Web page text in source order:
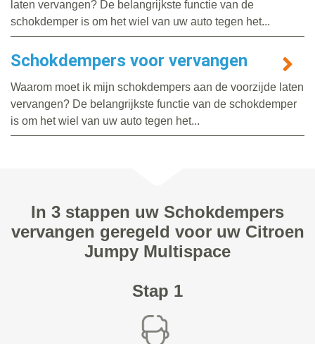
laten vervangen? De belangrijkste functie van de
schokdemper is om het wiel van uw auto tegen het...
Schokdempers voor vervangen
Waarom moet ik mijn schokdempers aan de voorzijde laten
vervangen? De belangrijkste functie van de schokdemper
is om het wiel van uw auto tegen het...
In 3 stappen uw Schokdempers
vervangen geregeld voor uw Citroen
Jumpy Multispace
Stap 1